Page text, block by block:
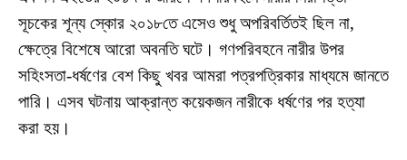
সূচকের শূন্য স্কোর ২০১৮তে এসেও শুধু অপরিবর্তিতই ছিল না,
ক্ষেত্রে বিশেষে আরো অবনতি ঘটে। গণপরিবহনে নারীর উপর
সহিংসতা-ধর্ষণের বেশ কিছু খবর আমরা পত্রপত্রিকার মাধ্যমে জানতে
পারি। এসব ঘটনায় আক্রান্ত কয়েকজন নারীকে ধর্ষণের পর হত্যা
করা হয়।